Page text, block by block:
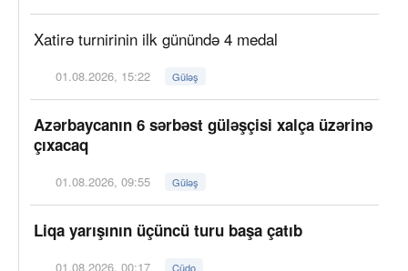
Xatirə turnirinin ilk günündə 4 medal
01.08.2026, 15:22 Güləş
Azərbaycanın 6 sərbəst güləşçisi xalça üzərinə
çıxacaq
01.08.2026, 09:55 Güləş
Liqa yarışının üçüncü turu başa çatıb
01.08.2026, 00:17 Cüdo